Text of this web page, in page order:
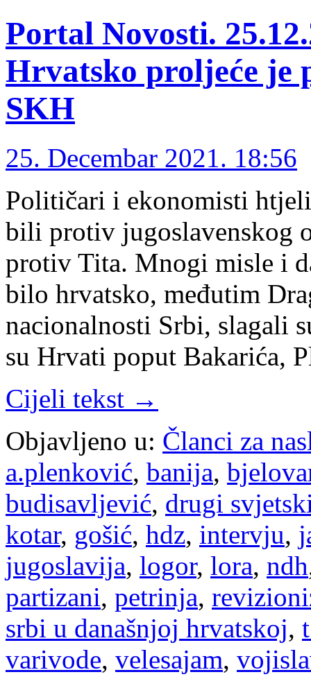
Portal Novosti.
Hrvatsko proljeće je
SKH
25. Decembar 2021. 18:56
Političari i ekonomisti
bili protiv jugoslavenskog
protiv Tita. Mnogi misle i
bilo hrvatsko, međutim
nacionalnosti Srbi, slagali
su Hrvati poput Bakarića,
Cijeli tekst →
Objavljeno u: Članci za
a.plenković, banija,
budisavljević, drugi
kotar, gošić, hdz, intervju,
jugoslavija, logor, lora, ndh
partizani, petrinja,
srbi u današnjoj hrvatskoj,
varivode, velesajam,